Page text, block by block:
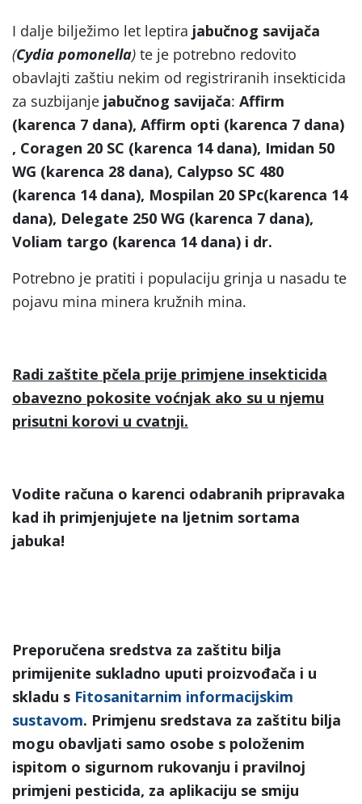
I dalje bilježimo let leptira jabučnog savijača
(Cydia pomonella) te je potrebno redovito
obavlajti zaštiu nekim od registriranih insekticida
za suzbijanje jabučnog savijača: Affirm
(karenca 7 dana), Affirm opti (karenca 7 dana)
, Coragen 20 SC (karenca 14 dana), Imidan 50
WG (karenca 28 dana), Calypso SC 480
(karenca 14 dana), Mospilan 20 SPc(karenca 14
dana), Delegate 250 WG (karenca 7 dana),
Voliam targo (karenca 14 dana) i dr.
Potrebno je pratiti i populaciju grinja u nasadu te
pojavu mina minera kružnih mina.
Radi zaštite pčela prije primjene insekticida
obavezno pokosite voćnjak ako su u njemu
prisutni korovi u cvatnji.
Vodite računa o karenci odabranih pripravaka
kad ih primjenjujete na ljetnim sortama
jabuka!
Preporučena sredstva za zaštitu bilja
primijenite sukladno uputi proizvođača i u
skladu s Fitosanitarnim informacijskim
sustavom. Primjenu sredstava za zaštitu bilja
mogu obavljati samo osobe s položenim
ispitom o sigurnom rukovanju i pravilnoj
primjeni pesticida, za aplikaciju se smiju